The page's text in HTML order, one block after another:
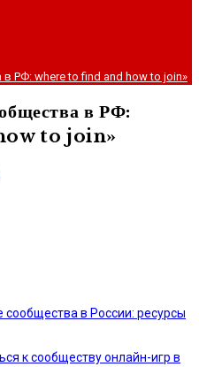
РФ: where to find and how to join»
в РФ:
to join»
сообщества в России: ресурсы
к сообществу онлайн-игр в